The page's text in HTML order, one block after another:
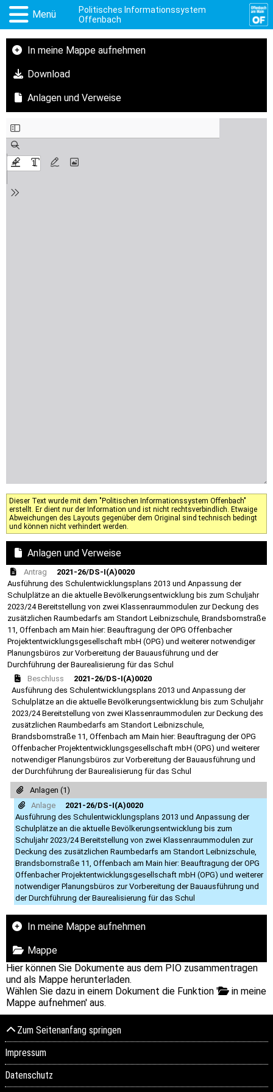
Menü
Politisches Informationssystem
Offenbach
In meine Mappe aufnehmen
Download
Anlagen und Verweise
Dieser Text wurde mit dem "Politischen Informationssystem Offenbach"
erstellt. Er dient nur der Information und ist nicht rechtsverbindlich. Etwaige
Abweichungen des Layouts gegenüber dem Original sind technisch bedingt
und können nicht verhindert werden.
Anlagen und Verweise
Antrag
2021-26/DS-I(A)0020
Ausführung des Schulentwicklungsplans 2013 und Anpassung der
Schulplätze an die aktuelle Bevölkerungsentwicklung bis zum Schuljahr
2023/24 Bereitstellung von zwei Klassenraummodulen zur Deckung des
zusätzlichen Raumbedarfs am Standort Leibnizschule, Brandsbornstraße
11, Offenbach am Main hier: Beauftragung der OPG Offenbacher
Projektentwicklungsgesellschaft mbH (OPG) und weiterer notwendiger
Planungsbüros zur Vorbereitung der Bauausführung und der
Durchführung der Baurealisierung für das Schul
Beschluss
2021-26/DS-I(A)0020
Ausführung des Schulentwicklungsplans 2013 und Anpassung der
Schulplätze an die aktuelle Bevölkerungsentwicklung bis zum Schuljahr
2023/24 Bereitstellung von zwei Klassenraummodulen zur Deckung des
zusätzlichen Raumbedarfs am Standort Leibnizschule,
Brandsbornstraße 11, Offenbach am Main hier: Beauftragung der OPG
Offenbacher Projektentwicklungsgesellschaft mbH (OPG) und weiterer
notwendiger Planungsbüros zur Vorbereitung der Bauausführung und
der Durchführung der Baurealisierung für das Schul
Anlagen (1)
Anlage
2021-26/DS-I(A)0020
Ausführung des Schulentwicklungsplans 2013 und Anpassung der
Schulplätze an die aktuelle Bevölkerungsentwicklung bis zum
Schuljahr 2023/24 Bereitstellung von zwei Klassenraummodulen zur
Deckung des zusätzlichen Raumbedarfs am Standort Leibnizschule,
Brandsbornstraße 11, Offenbach am Main hier: Beauftragung der OPG
Offenbacher Projektentwicklungsgesellschaft mbH (OPG) und weiterer
notwendiger Planungsbüros zur Vorbereitung der Bauausführung und
der Durchführung der Baurealisierung für das Schul
In meine Mappe aufnehmen
Mappe
Hier können Sie Dokumente aus dem PIO zusammentragen
und als Mappe herunterladen.
Wählen Sie dazu in einem Dokument die Funktion '
in meine
Mappe aufnehmen' aus.
Zum Seitenanfang springen
Impressum
Datenschutz